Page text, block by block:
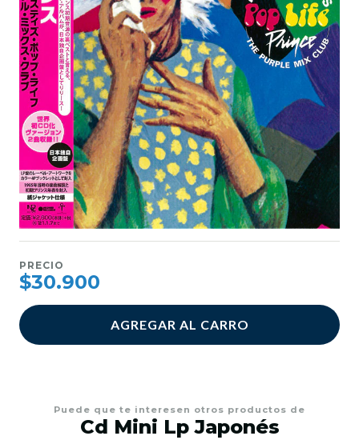
PRECIO
$30.900
AGREGAR AL CARRO
Puede que te interesen otros productos de
Cd Mini Lp Japonés